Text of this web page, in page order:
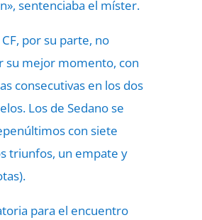
sentenciaba el míster.
CF, por su parte, no
su mejor momento, con
consecutivas en los dos
Los de Sedano se
con siete
triunfos, un empate y
para el encuentro